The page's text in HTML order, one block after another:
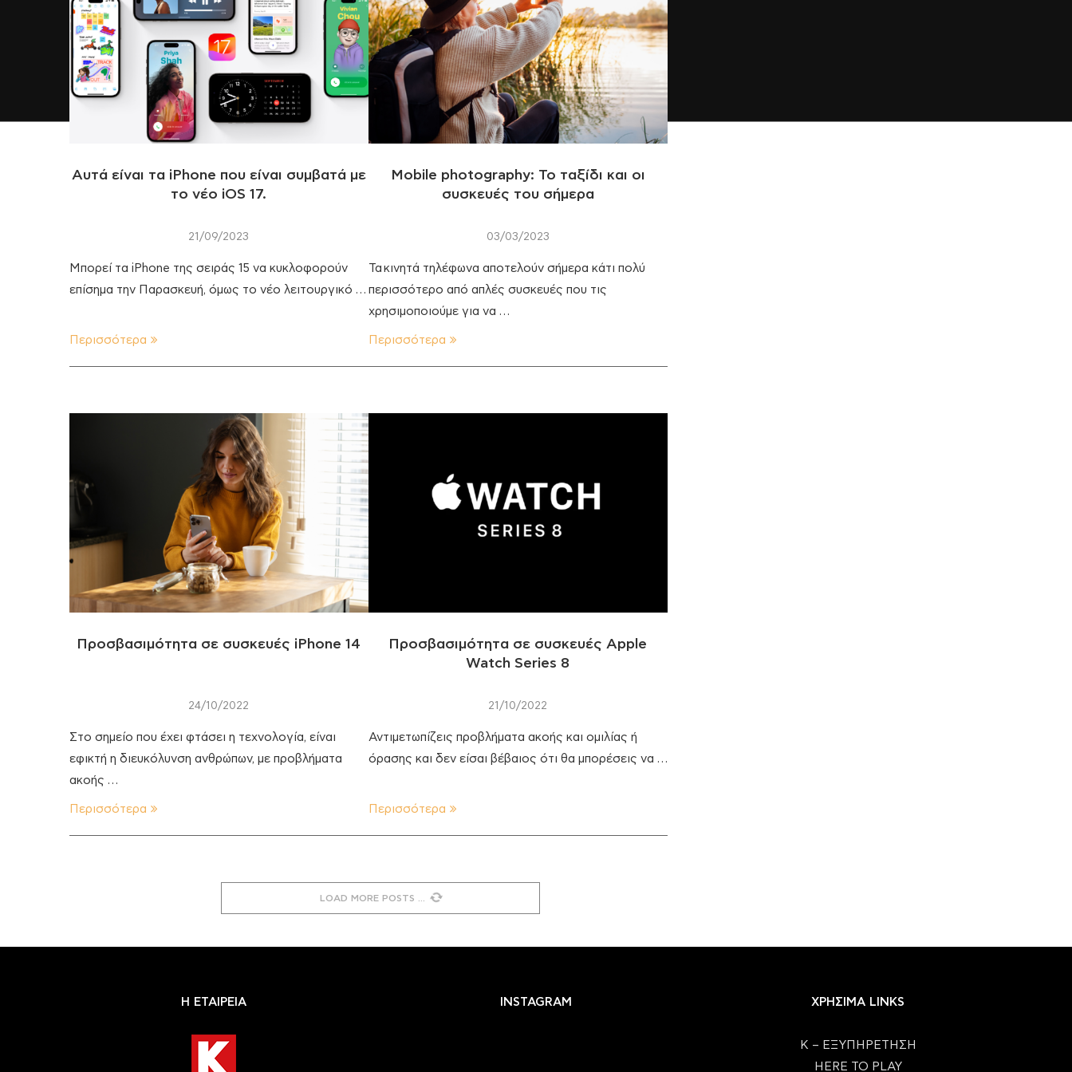
Αυτά είναι τα iPhone που είναι συμβατά με
το νέο iOS 17.
21/09/2023
Μπορεί τα iPhone της σειράς 15 να κυκλοφορούν
επίσημα την Παρασκευή, όμως το νέο λειτουργικό …
Περισσότερα
Mobile photography: Το ταξίδι και οι
συσκευές του σήμερα
03/03/2023
Τα κινητά τηλέφωνα αποτελούν σήμερα κάτι πολύ
περισσότερο από απλές συσκευές που τις
χρησιμοποιούμε για να …
Περισσότερα
Προσβασιμότητα σε συσκευές iPhone 14
24/10/2022
Στο σημείο που έχει φτάσει η τεχνολογία, είναι
εφικτή η διευκόλυνση ανθρώπων, με προβλήματα
ακοής …
Περισσότερα
Προσβασιμότητα σε συσκευές Apple
Watch Series 8
21/10/2022
Αντιμετωπίζεις προβλήματα ακοής και ομιλίας ή
όρασης και δεν είσαι βέβαιος ότι θα μπορέσεις να …
Περισσότερα
LOAD MORE POSTS
Η ΕΤΑΙΡΕΙΑ INSTAGRAM ΧΡΗΣΙΜΑ LINKS
Κ – ΕΞΥΠΗΡΕΤΗΣΗ
HERE TO PLAY